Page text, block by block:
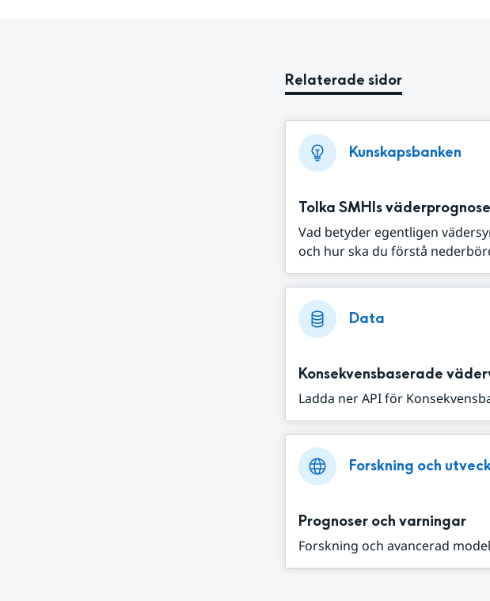
Relaterade sidor
Kunskapsbanken
Tolka SMHIs
Vad betyder egentligen
och hur ska du förstå
Data
Konsekvensbaserade
Ladda ner API för
Forskning och
Prognoser och varningar
Forskning och avancerad